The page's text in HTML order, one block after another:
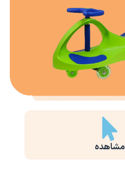
مشاهده